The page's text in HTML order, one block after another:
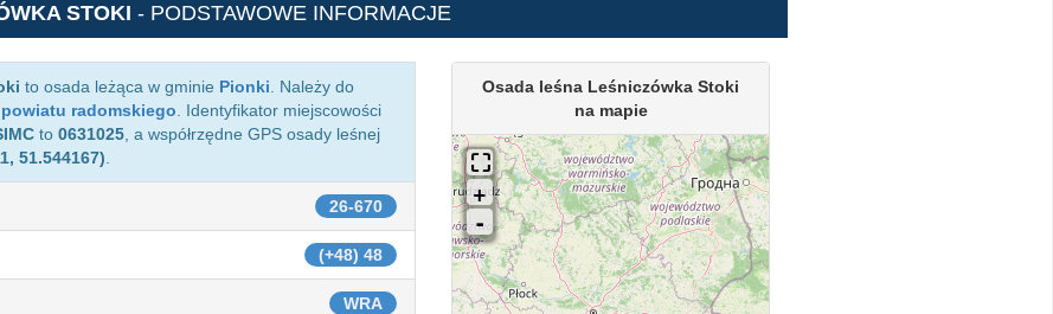
STOKI - PODSTAWOWE INFORMACJE
to osada leżąca w gminie Pionki . Należy do
powiatu radomskiego . Identyfikator miejscowości
to 0631025 , a współrzędne GPS osady leśnej
51.544167)
26-670
(+48) 48
WRA
Osada leśna Leśniczówka Stoki
na mapie